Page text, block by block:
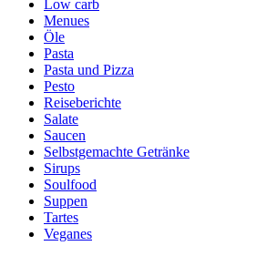
Low carb
Menues
Öle
Pasta
Pasta und Pizza
Pesto
Reiseberichte
Salate
Saucen
Selbstgemachte Getränke
Sirups
Soulfood
Suppen
Tartes
Veganes